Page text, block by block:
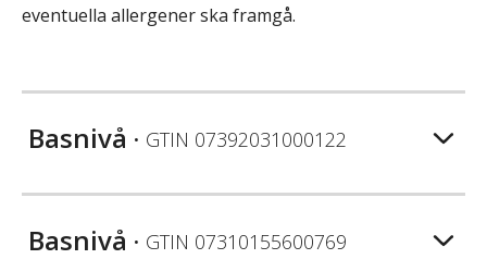
eventuella allergener ska framgå.
Basnivå • GTIN 07392031000122
Basnivå • GTIN 07310155600769